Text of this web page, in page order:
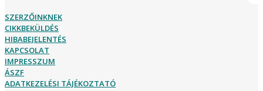
SZERZŐINKNEK
CIKKBEKÜLDÉS
HIBABEJELENTÉS
KAPCSOLAT
IMPRESSZUM
ÁSZF
ADATKEZELÉSI TÁJÉKOZTATÓ